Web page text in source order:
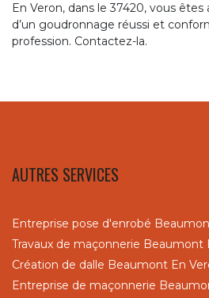
En Veron, dans le 37420, vous
d’un goudronnage réussi et
profession. Contactez-la.
AUTRES SERVICES
Entreprise pose d'enrobé
Travaux de maçonnerie Beaumont
Création de dalle Beaumont En
Entreprise de maçonnerie